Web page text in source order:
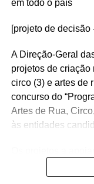
em todo o país
[projeto de decisão
A Direção-Geral
projetos de criação
circo (3) e artes de
concurso do
Artes de Rua,
às entidades
país, com 26 no
do Tejo, 27 na